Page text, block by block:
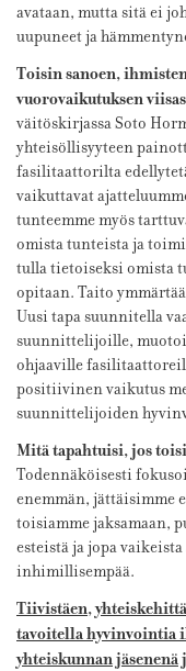
avataan, mutta sitä ei
uupuneet ja
Toisin sanoen,
vuorovaikutuksen
väitöskirjassa Soto
yhteisöllisyyteen
fasilitaattorilta
vaikuttavat
tunteemme myös
omista tunteista ja
tulla tietoiseksi omista
opitaan. Taito
Uusi tapa suunnitella
suunnittelijoille,
ohjaaville
positiivinen vaikutus
suunnittelijoiden
Mitä tapahtuisi, jos
Todennäköisesti
enemmän, jättäisimme
toisiamme jaksamaan,
esteistä ja jopa
inhimillisempää.
Tiivistäen,
tavoitella hyvinvointia
yhteiskunnan jäsenenä